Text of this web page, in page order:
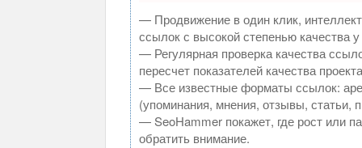
— Продвижение в один клик,
ссылок с высокой степенью качества
— Регулярная проверка качества
пересчет показателей качества
— Все известные форматы ссылок:
(упоминания, мнения, отзывы, статьи,
— SeoHammer покажет, где рост или
обратить внимание.